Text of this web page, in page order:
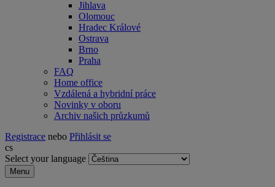
Jihlava
Olomouc
Hradec Králové
Ostrava
Brno
Praha
FAQ
Home office
Vzdálená a hybridní práce
Novinky v oboru
Archiv našich průzkumů
Registrace nebo Přihlásit se
cs
Select your language
Menu